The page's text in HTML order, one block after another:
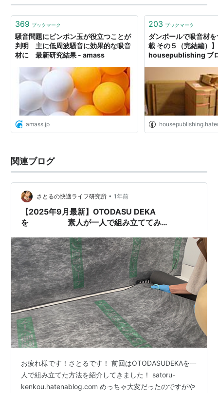
れは？…
369 ブックマーク
騒音問題にピンポン玉が役立つことが
判明 主に低周波騒音に効果的な吸音
材に 最新研究結果 - amass
amass.jp
203 ブックマーク
ダンボールで吸音材
載 その５（完結編）
housepublishing ブ
関連ブログ
さとるの快適ライフ研究所 • 1年前
【2025年9月最新】OTODASU DEKA
を 素人が一人で組み立ててみ
編
お疲れ様です！さとるです！ 前回はOTODASUDEKAを一
人で組み立てた方法を紹介してきました！ satoru-
kenkou.hatenablog.com めっちゃ大変だったのですがや